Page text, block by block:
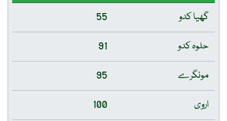
گھیا کدو
55
حلوہ کدو
91
مونگرے
95
اروی
100